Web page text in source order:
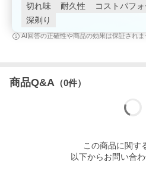
切れ味
耐久性 コストパフ
深剃り
AI回答の正確性や商品の効果は保証されま
商品Q&A （0件）
この商品に関す
以下からお問い合わ